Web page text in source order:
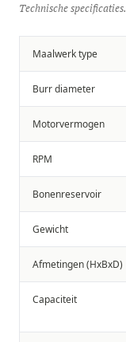
Technische specificaties.
Maalwerk type
Burr diameter
Motorvermogen
RPM
Bonenreservoir
Gewicht
Afmetingen (HxBxD)
Capaciteit